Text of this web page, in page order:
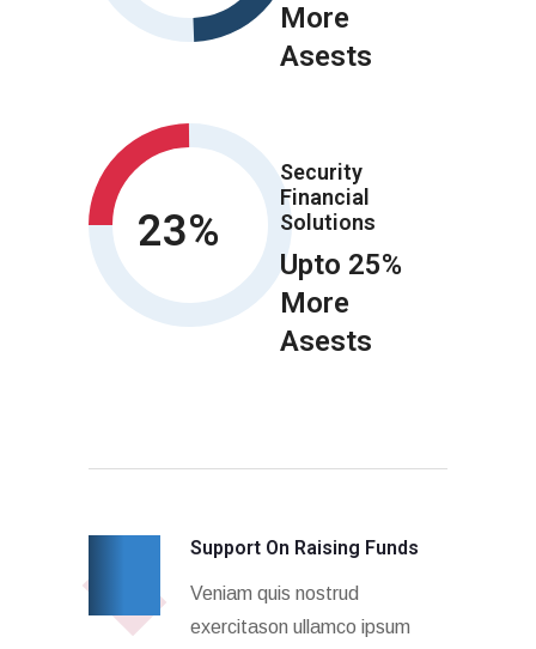
More
Asests
25
Security
Financial
Solutions
Upto 25%
More
Asests
Support On Raising Funds
Veniam quis nostrud
exercitason ullamco ipsum